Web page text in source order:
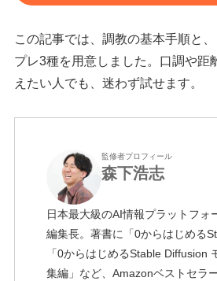
この記事では、調教の基本手順と
プレ3種を用意しました。口調や距
えたい人でも、迷わず試せます。
監修者プロフィール
森下浩志
日本最大級のAI情報プラットフォ
編集長。著書に「0からはじめる
「0からはじめるStable Diffusion
集編」など、Amazonベストセラ